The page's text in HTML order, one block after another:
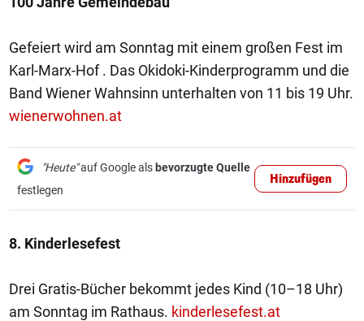
Gefeiert wird am Sonntag mit einem großen Fest im
Karl-Marx-Hof . Das Okidoki-Kinderprogramm und die
Band Wiener Wahnsinn unterhalten von 11 bis 19 Uhr.
wienerwohnen.at
"Heute"auf Google als bevorzugte Quelle
festlegen
Hinzufügen
8. Kinderlesefest
Drei Gratis-Bücher bekommt jedes Kind (10–18 Uhr)
am Sonntag im Rathaus. kinderlesefest.at